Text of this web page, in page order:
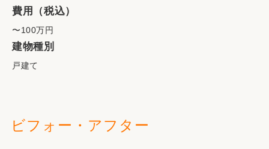
費用（税込）
〜100万円
建物種別
戸建て
ビフォー・アフター